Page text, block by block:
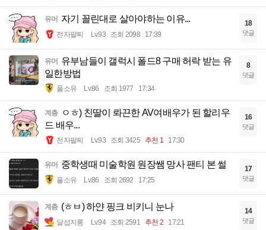
유머 자기 꼴린대로 살아야하는 이유...
전자팔찌 Lv.93 조회 2098 17:39
18
댓글
유머 유부남들이 갤럭시 폴드8 구매 허락 받는 유
일한방법
풀소유 Lv.86 조회 1977 17:34
8
댓글
계층
ㅇㅎ) 친딸이 롸끈한 AV여배우가 된 할리우
드 배우...
전자팔찌 Lv.93 조회 3425 추천 1 17:30
16
댓글
유머 중학생때 미술학원 원장쌤 망사 팬티 본 썰
풀소유 Lv.86 조회 2692 17:25
17
댓글
계층 (ㅎㅂ) 하얀 핑크 비키니 눈나
달섭지롱 Lv.94 조회 2591 추천 2 17:21
14
댓글